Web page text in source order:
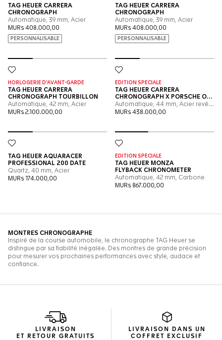
LIVRAISON
ET RETOUR GRATUITS
LIVRAISON DANS UN
COFFRET EXCLUSIF